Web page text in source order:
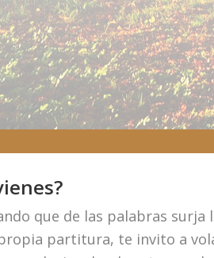
que de las palabras surja
partitura, te invito a